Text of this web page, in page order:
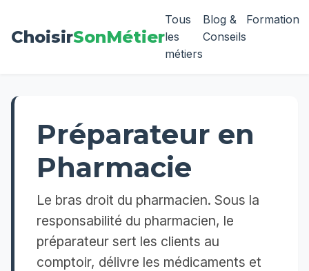
ChoisirSonMétier
Tous
les
métiers
Blog &
Conseils
Formation
Préparateur en
Pharmacie
Le bras droit du pharmacien. Sous la
responsabilité du pharmacien, le
préparateur sert les clients au
comptoir, délivre les médicaments et